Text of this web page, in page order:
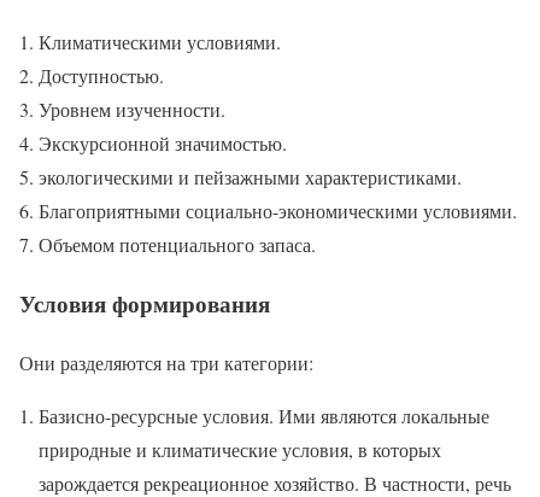
Климатическими условиями.
Доступностью.
Уровнем изученности.
Экскурсионной значимостью.
экологическими и пейзажными характеристиками.
Благоприятными социально-экономическими условиями.
Объемом потенциального запаса.
Условия формирования
Они разделяются на три категории:
Базисно-ресурсные условия. Ими являются локальные
природные и климатические условия, в которых
зарождается рекреационное хозяйство. В частности, речь